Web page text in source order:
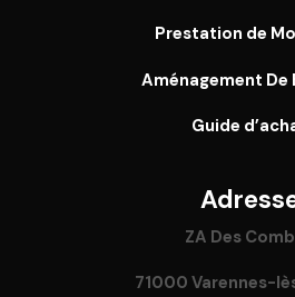
Prestation de
Aménagement De
Guide
ZA Des
71000 Varennes-